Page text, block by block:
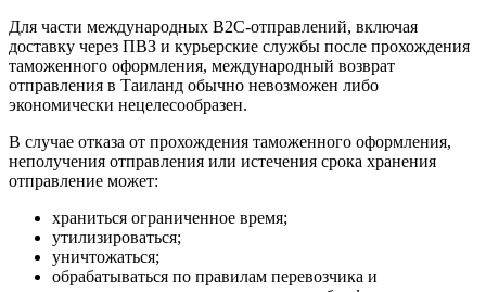
Для части международных B2C-отправлений, включая
доставку через ПВЗ и курьерские службы после прохождения
таможенного оформления, международный возврат
отправления в Таиланд обычно невозможен либо
экономически нецелесообразен.
В случае отказа от прохождения таможенного оформления,
неполучения отправления или истечения срока хранения
отправление может:
храниться ограниченное время;
утилизироваться;
уничтожаться;
обрабатываться по правилам перевозчика и